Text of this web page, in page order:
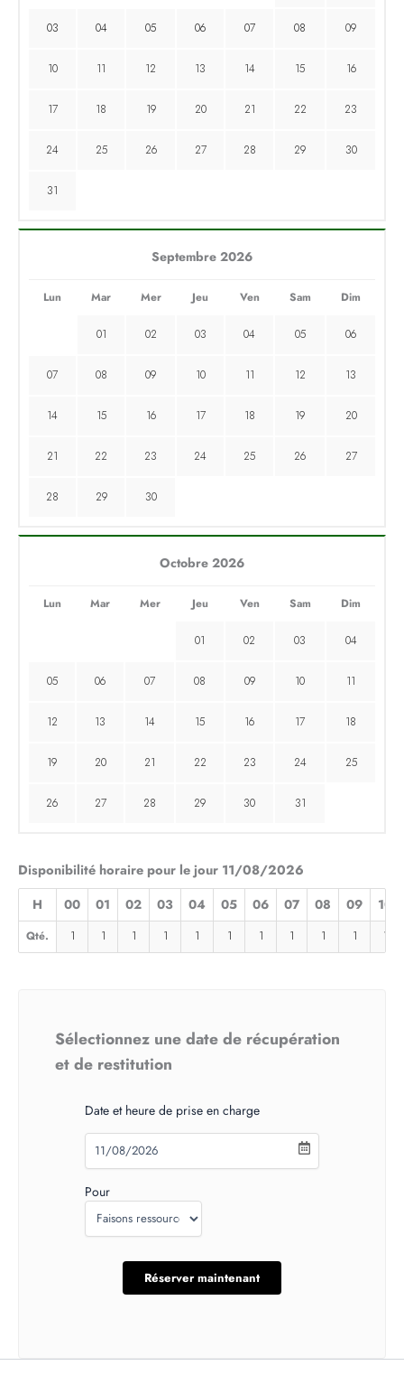
03 04 05 06 07 08 09
10 11 12 13 14 15 16
17 18 19 20 21 22 23
24 25 26 27 28 29 30
31
Septembre 2026
Lun Mar Mer Jeu Ven Sam Dim
01 02 03 04 05 06
07 08 09 10 11 12 13
14 15 16 17 18 19 20
21 22 23 24 25 26 27
28 29 30
Octobre 2026
Lun Mar Mer Jeu Ven Sam Dim
01 02 03 04
05 06 07 08 09 10 11
12 13 14 15 16 17 18
19 20 21 22 23 24 25
26 27 28 29 30 31
Disponibilité horaire pour le jour 11/08/2026
H 00 01 02 03 04 05 06 07 08 09 10
Qté. 1 1 1 1 1 1 1 1 1 1 1
Sélectionnez une date de récupération
et de restitution
Date et heure de prise en charge
Pour